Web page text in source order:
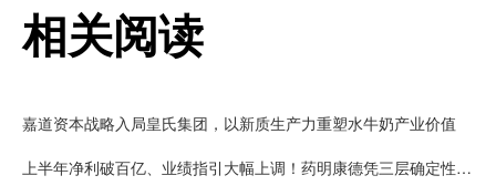
相关阅读
嘉道资本战略入局皇氏集团，以新质生产力重塑水牛奶产业价值
上半年净利破百亿、业绩指引大幅上调！药明康德凭三层确定性接住K型分化红利